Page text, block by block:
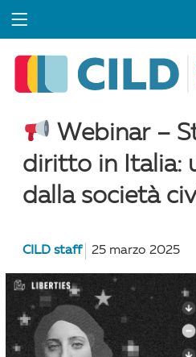
Webinar –
diritto in Italia:
dalla società
CILD staff 25 marzo 2025